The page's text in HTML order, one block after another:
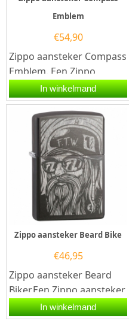
Emblem
€54,90
Zippo aansteker Compass
Emblem. Een Zippo
aansteker is een
kwalitatief...
In winkelmand
Zippo aansteker Beard Bike
€46,95
Zippo aansteker Beard
Biker.Een Zippo aansteker
is een kwalitatief
goede aansteker met de...
In winkelmand